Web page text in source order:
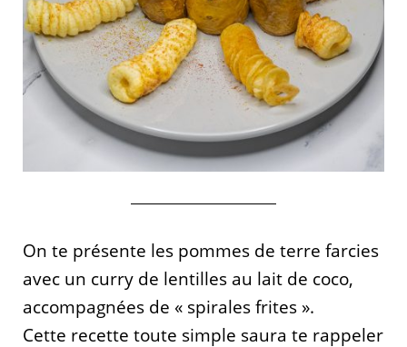
On te présente les pommes de terre farcies
avec un curry de lentilles au lait de coco,
accompagnées de « spirales frites ».
Cette recette toute simple saura te rappeler